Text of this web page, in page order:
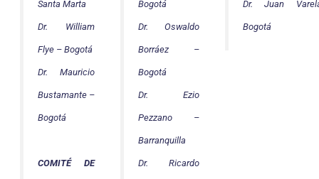
Santa Marta
Dr. William
Flye – Bogotá
Dr. Mauricio
Bustamante –
Bogotá
COMITÉ DE
Bogotá
Dr. Oswaldo
Borráez –
Bogotá
Dr. Ezio
Pezzano –
Barranquilla
Dr. Ricardo
Dr. Juan
Bogotá